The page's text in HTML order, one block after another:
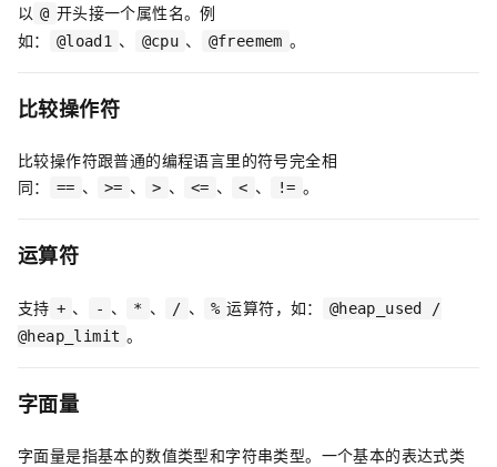
以 @ 开头接一个属性名。例
如：
@load1 、 @cpu 、 @freemem 。
比较操作符
比较操作符跟普通的编程语言里的符号完全相
同：
== 、 >= 、 > 、 <= 、 < 、 != 。
运算符
支持 + 、 - 、 * 、 / 、 % 运算符，如：
@heap_used /
@heap_limit 。
字面量
字面量是指基本的数值类型和字符串类型。一个基本的表达式类